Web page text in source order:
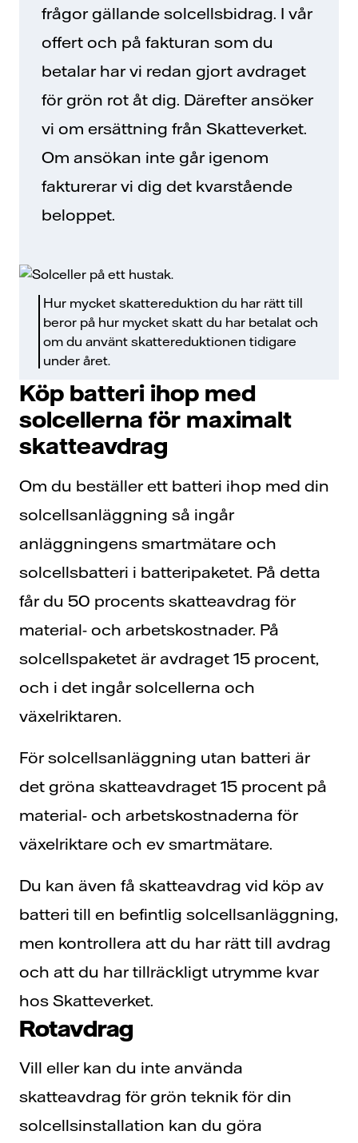
frågor gällande solcellsbidrag. I vår
offert och på fakturan som du
betalar har vi redan gjort avdraget
för grön rot åt dig. Därefter ansöker
vi om ersättning från Skatteverket.
Om ansökan inte går igenom
fakturerar vi dig det kvarstående
beloppet.
Hur mycket skattereduktion du har rätt till
beror på hur mycket skatt du har betalat och
om du använt skattereduktionen tidigare
under året.
Köp batteri ihop med
solcellerna för maximalt
skatteavdrag
Om du beställer ett batteri ihop med din
solcellsanläggning så ingår
anläggningens smartmätare och
solcellsbatteri i batteripaketet. På detta
får du 50 procents skatteavdrag för
material- och arbetskostnader. På
solcellspaketet är avdraget 15 procent,
och i det ingår solcellerna och
växelriktaren.
För solcellsanläggning utan batteri är
det gröna skatteavdraget 15 procent på
material- och arbetskostnaderna för
växelriktare och ev smartmätare.
Du kan även få skatteavdrag vid köp av
batteri till en befintlig solcellsanläggning,
men kontrollera att du har rätt till avdrag
och att du har tillräckligt utrymme kvar
hos Skatteverket.
Rotavdrag
Vill eller kan du inte använda
skatteavdrag för grön teknik för din
solcellsinstallation kan du göra